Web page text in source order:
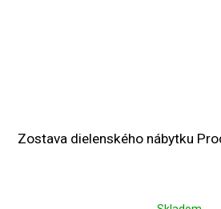
Zostava dielenského nábytku